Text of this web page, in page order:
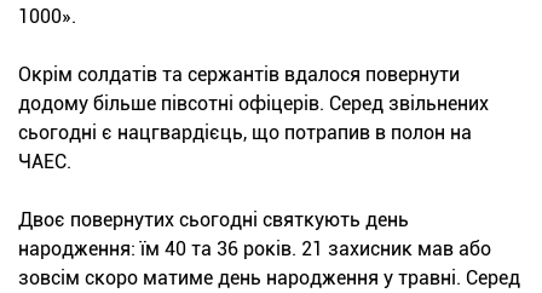
1000».
Окрім солдатів та сержантів вдалося повернути
додому більше півсотні офіцерів. Серед звільнених
сьогодні є нацгвардієць, що потрапив в полон на
ЧАЕС.
Двоє повернутих сьогодні святкують день
народження: їм 40 та 36 років. 21 захисник мав або
зовсім скоро матиме день народження у травні. Серед